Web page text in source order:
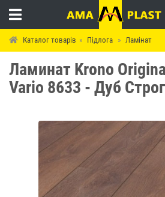
Каталог товарів Підлога Ламінат
Ламинат Krono
Vario 8633 - Дуб